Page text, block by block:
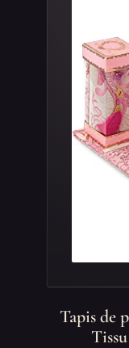
Tapis de